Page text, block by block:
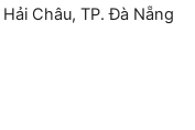
Châu, TP. Đà Nẵng